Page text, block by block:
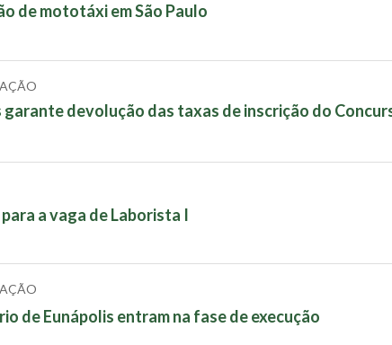
de mototáxi em São Paulo
devolução das taxas de inscrição do
a vaga de Laborista I
de Eunápolis entram na fase de execução